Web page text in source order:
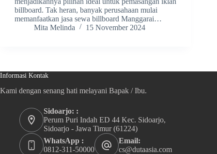
billboard. Tak heran, banyak perusahaan mulai
memanfaatkan jasa sewa billboard Manggarai…
Mita Melinda
15 November 2024
Informasi Kontak
Kami dengan senang hati melayani Bapak / Ibu.
Sidoarjo: :
Perum Puri Indah ED 44 Kec. Sidoarjo,
Sidoarjo - Jawa Timur (61224)
WhatsApp :
0812-311-50000
Email:
cs@dutaasia.com